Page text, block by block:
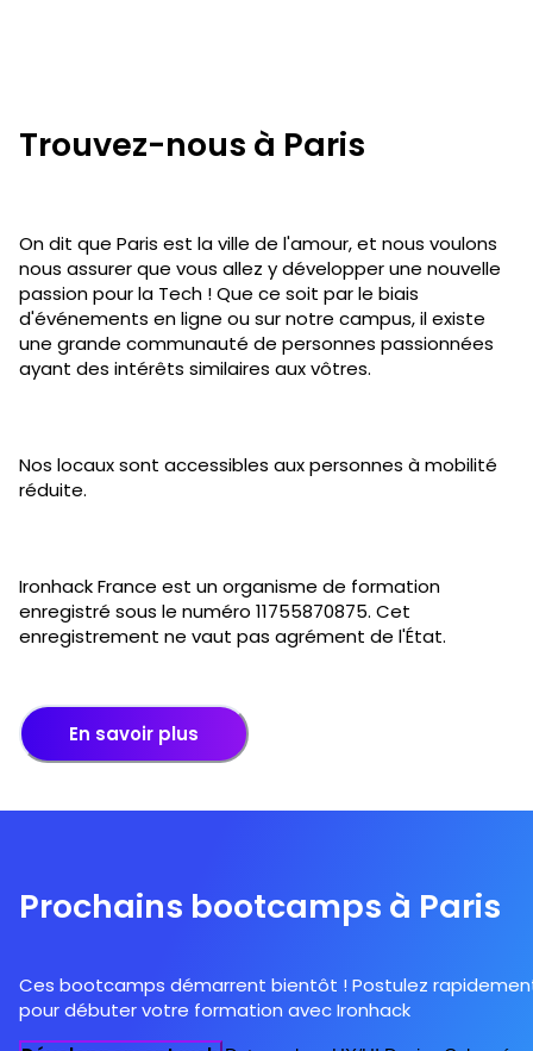
Trouvez-nous à Paris
On dit que Paris est la ville de l'amour, et nous voulons
nous assurer que vous allez y développer une nouvelle
passion pour la Tech ! Que ce soit par le biais
d'événements en ligne ou sur notre campus, il existe
une grande communauté de personnes passionnées
ayant des intérêts similaires aux vôtres.
Nos locaux sont accessibles aux personnes à mobilité
réduite.
Ironhack France est un organisme de formation
enregistré sous le numéro 11755870875. Cet
enregistrement ne vaut pas agrément de l'État.
En savoir plus
Prochains bootcamps à Paris
Ces bootcamps démarrent bientôt ! Postulez
pour débuter votre formation avec Ironhack